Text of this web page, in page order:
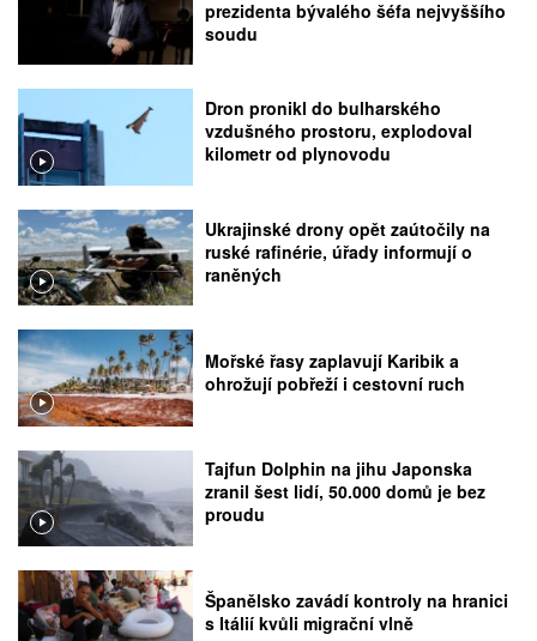
prezidenta bývalého šéfa nejvyššího
soudu
Dron pronikl do bulharského
vzdušného prostoru, explodoval
kilometr od plynovodu
Ukrajinské drony opět zaútočily na
ruské rafinérie, úřady informují o
raněných
Mořské řasy zaplavují Karibik a
ohrožují pobřeží i cestovní ruch
Tajfun Dolphin na jihu Japonska
zranil šest lidí, 50.000 domů je bez
proudu
Španělsko zavádí kontroly na hranici
s Itálií kvůli migrační vlně